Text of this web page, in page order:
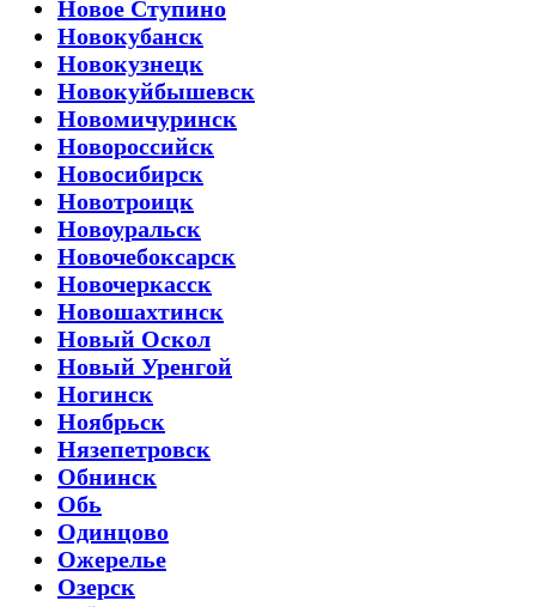
Новое Ступино
Новокубанск
Новокузнецк
Новокуйбышевск
Новомичуринск
Новороссийск
Новосибирск
Новотроицк
Новоуральск
Новочебоксарск
Новочеркасск
Новошахтинск
Новый Оскол
Новый Уренгой
Ногинск
Ноябрьск
Нязепетровск
Обнинск
Обь
Одинцово
Ожерелье
Озерск